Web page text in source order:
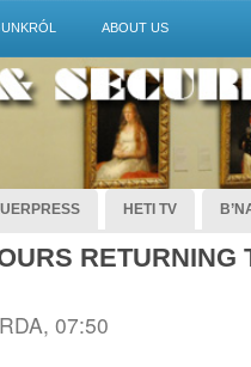
ABOUT US
HETI TV
RETURNING
07:50